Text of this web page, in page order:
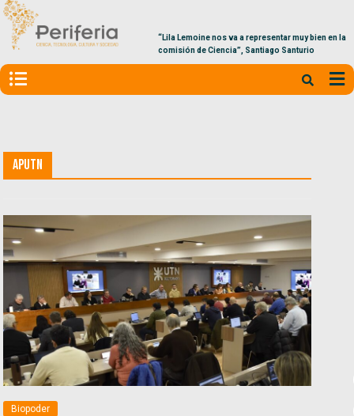
“Lila Lemoine nos va a representar muy bien en la
comisión de Ciencia”, Santiago Santurio
APUTN
Biopoder